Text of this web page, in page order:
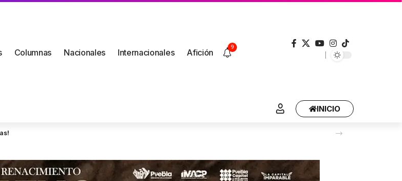
Columnas Nacionales Internacionales Afición
9
INICIO